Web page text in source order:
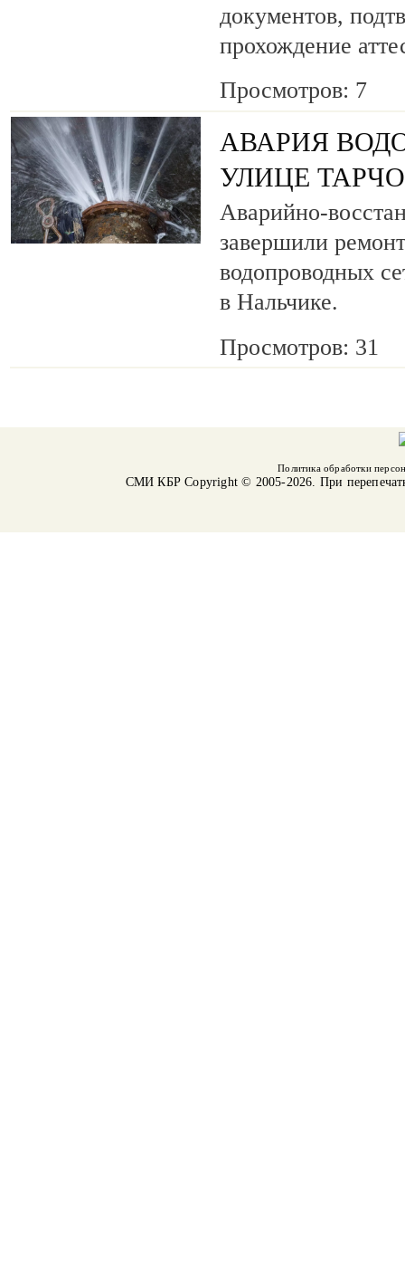
документов,
прохождение
Просмотров: 7
АВАРИЯ
УЛИЦЕ
Аварийно-
завершили
водопроводных
в Нальчике.
Просмотров: 31
Политика обработки
СМИ КБРCopyright © 2005-2026. При